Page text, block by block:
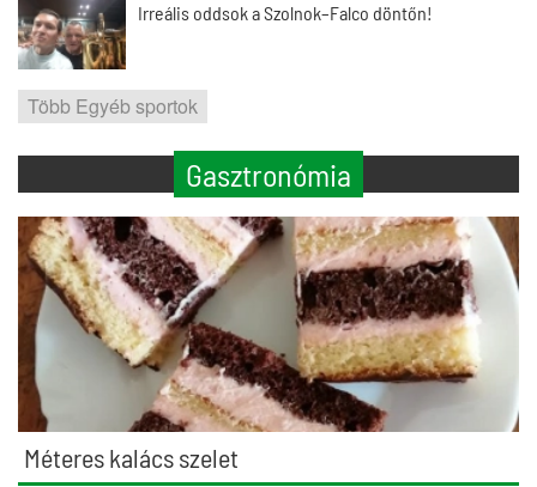
Irreális oddsok a Szolnok–Falco döntőn!
Több Egyéb sportok
Gasztronómia
Méteres kalács szelet